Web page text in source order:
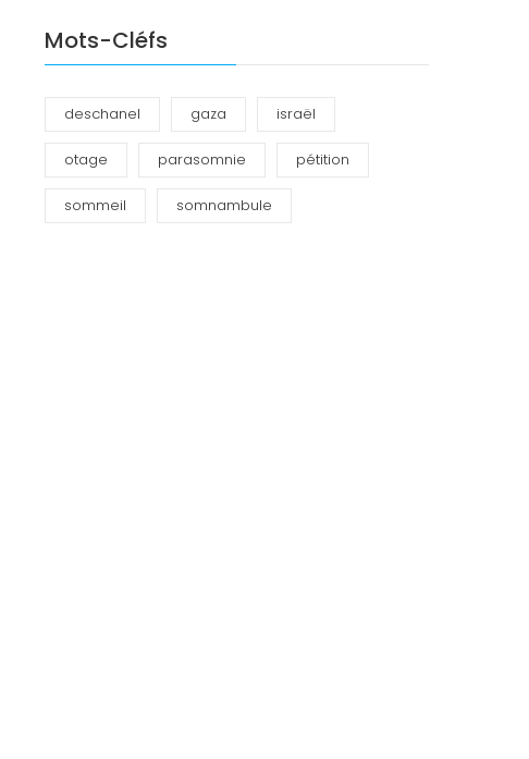
Mots-Cléfs
deschanel gaza israël
otage parasomnie pétition
sommeil somnambule